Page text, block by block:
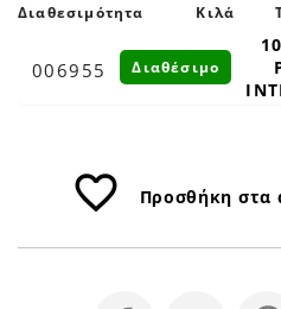
|
Διαθεσιμότητα Κιλά
006955 Διαθέσιμο
favorite_border Προσθήκη στα